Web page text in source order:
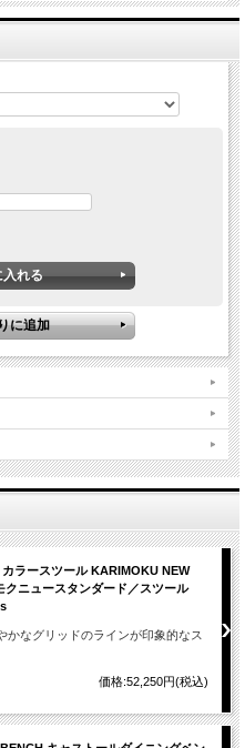
ラースツール KARIMOKU NEW
クニュースタンダード／スツール
かなグリッドのラインが印象的なス
価格:52,250円(税込)